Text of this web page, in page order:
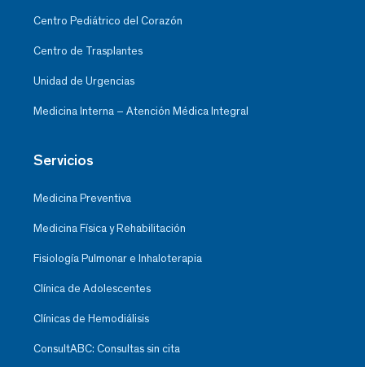
Centro Pediátrico del Corazón
Centro de Trasplantes
Unidad de Urgencias
Medicina Interna – Atención Médica Integral
Servicios
Medicina Preventiva
Medicina Física y Rehabilitación
Fisiología Pulmonar e Inhaloterapia
Clínica de Adolescentes
Clínicas de Hemodiálisis
ConsultABC: Consultas sin cita